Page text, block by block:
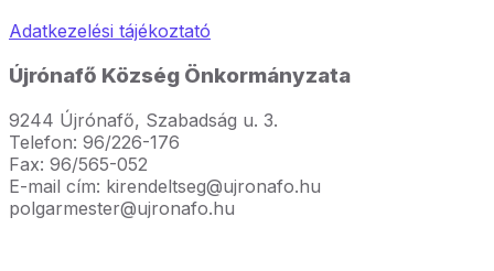
Adatkezelési tájékoztató
Újrónafő Község Önkormányzata
9244 Újrónafő, Szabadság u. 3.
Telefon: 96/226-176
Fax: 96/565-052
E-mail cím: kirendeltseg@ujronafo.hu
polgarmester@ujronafo.hu